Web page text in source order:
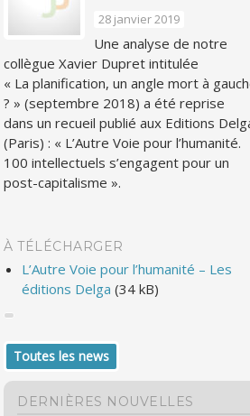
28 janvier 2019
Une analyse de notre
collègue Xavier Dupret intitulée
« La planification, un angle mort à
? » (septembre 2018) a été reprise
dans un recueil publié aux Editions
(Paris) : « L’Autre Voie pour l’humanité.
100 intellectuels s’engagent pour un
post-capitalisme ».
À TÉLÉCHARGER
L’Autre Voie pour l’humanité – Les
éditions Delga (34 kB)
Toutes les news
DERNIÈRES NOUVELLES